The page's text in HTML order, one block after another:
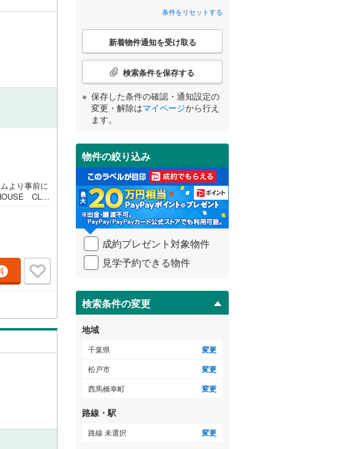
より事前に
CLU
対象店
！ 不動
「見学予約
でログイ
ん。ご案
も常時受け
お気軽にお
条件をリセットする
こ
検
条
件
受
け
取
る
・
条
件
を
イ
ペ
ジ
に
保
存
す
る
新着物件通知を受け取る
検索条件を保存する
保存した条件の確認・通知設定の
変更・解除はマイページから行え
ます。
物件の絞り込み
成約プレゼント対象物件
見学予約できる物件
検索条件の変更
地域
千葉県 変更
松戸市 変更
西馬橋幸町 変更
路線・駅
路線 未選択 変更
鹿児島 沖縄
(57)
八街市(0)
富里市(9)
香取市 ( 0)
香取郡神崎町(0)
山武郡九十九里町(0)
長生郡一宮町(1)
長生郡白子町(10)
夷隅郡大多喜町(0)
八ケ崎緑町(2)
樋野口(1)
(4
馬橋(4)
南花島(
和名ケ谷(3)
新松戸北(7)
東松戸(2)
2階以上（1）
最上階（0）
制震構造（0）
低層マンション（4階建て以
下）（1）
小学校まで1km以内（2）
ゲストルーム（0
ＴＶモニタ付インターホン
（1）